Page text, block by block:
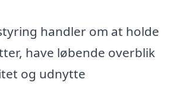
handler om at holde
have løbende overblik
og udnytte